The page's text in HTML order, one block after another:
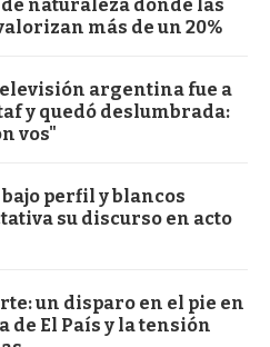
naturaleza donde las
más de un 20%
argentina fue a
y quedó deslumbrada:
vos"
perfil y blancos
su discurso en acto
un disparo en el pie en
El País y la tensión